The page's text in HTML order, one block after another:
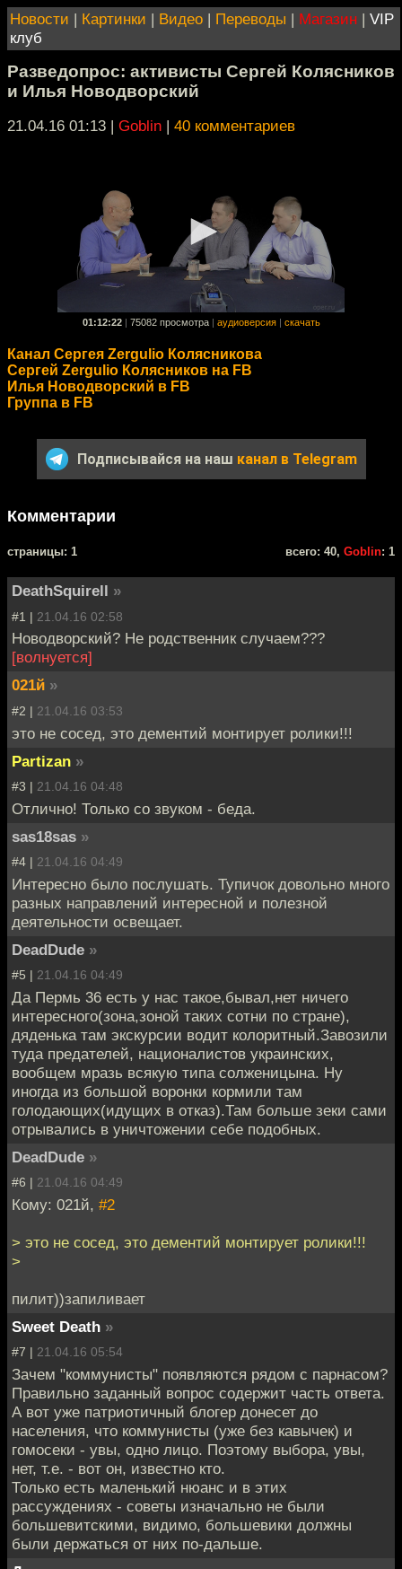
Новости | Картинки | Видео | Переводы | Магазин | VIP
клуб
Разведопрос: активисты Сергей Колясников
и Илья Новодворский
21.04.16 01:13 | Goblin | 40 комментариев
01:12:22 75082 просмотра аудиоверсия скачать
Канал Сергея Zergulio Колясникова
Сергей Zergulio Колясников на FB
Илья Новодворский в FB
Группа в FB
Подписывайся на наш канал в Telegram
Комментарии
cтраницы: 1 всего: 40, Goblin: 1
DeathSquirell »
#1 | 21.04.16 02:58
Новодворский? Не родственник случаем???
[волнуется]
021й »
#2 | 21.04.16 03:53
это не сосед, это дементий монтирует ролики!!!
Partizan »
#3 | 21.04.16 04:48
Отлично! Только со звуком - беда.
sas18sas »
#4 | 21.04.16 04:49
Интересно было послушать. Тупичок довольно много
разных направлений интересной и полезной
деятельности освещает.
DeadDude »
#5 | 21.04.16 04:49
Да Пермь 36 есть у нас такое,бывал,нет ничего
интересного(зона,зоной таких сотни по стране),
дяденька там экскурсии водит колоритный.Завозили
туда предателей, националистов украинских,
вообщем мразь всякую типа солженицына. Ну
иногда из большой воронки кормили там
голодающих(идущих в отказ).Там больше зеки сами
отрывались в уничтожении себе подобных.
DeadDude »
#6 | 21.04.16 04:49
Кому: 021й, #2
> это не сосед, это дементий монтирует ролики!!!
>
пилит))запиливает
Sweet Death »
#7 | 21.04.16 05:54
Зачем "коммунисты" появляются рядом с парнасом?
Правильно заданный вопрос содержит часть ответа.
А вот уже патриотичный блогер донесет до
населения, что коммунисты (уже без кавычек) и
гомосеки - увы, одно лицо. Поэтому выбора, увы,
нет, т.е. - вот он, известно кто.
Только есть маленький нюанс и в этих
рассуждениях - советы изначально не были
большевитскими, видимо, большевики должны
были держаться от них по-дальше.